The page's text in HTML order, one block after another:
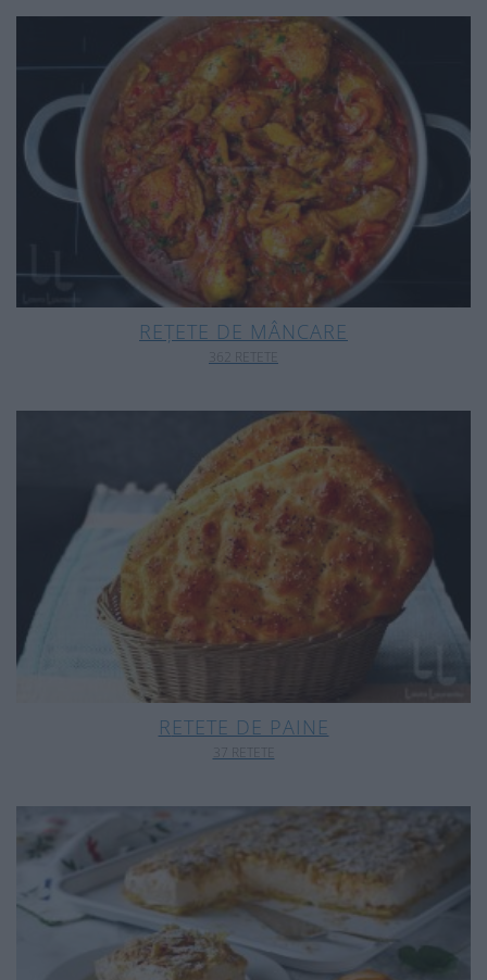
REȚETE DE MÂNCARE
362 RETETE
RETETE DE PAINE
37 RETETE